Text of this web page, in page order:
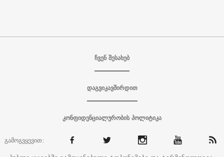
ჩვენ შესახებ
დაგვიკავშირდით
კონფიდენციალურობის პოლიტიკა
გამოგვყევით: